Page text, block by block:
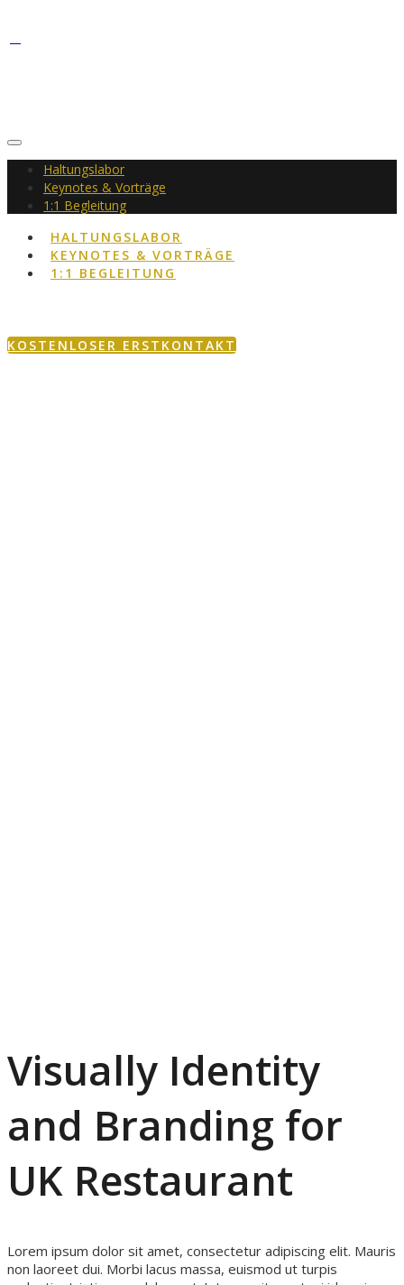
Haltungslabor
Keynotes & Vorträge
1:1 Begleitung
HALTUNGSLABOR
KEYNOTES & VORTRÄGE
1:1 BEGLEITUNG
KOSTENLOSER ERSTKONTAKT
Visually Identity
and Branding for
UK Restaurant
Lorem ipsum dolor sit amet, consectetur adipiscing elit. Mauris
non laoreet dui. Morbi lacus massa, euismod ut turpis